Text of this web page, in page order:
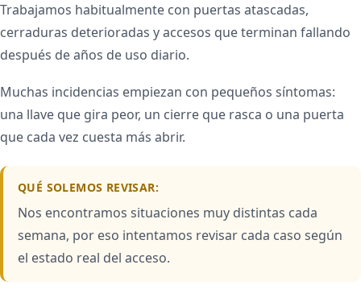
Trabajamos habitualmente con puertas atascadas,
cerraduras deterioradas y accesos que terminan fallando
después de años de uso diario.
Muchas incidencias empiezan con pequeños síntomas:
una llave que gira peor, un cierre que rasca o una puerta
que cada vez cuesta más abrir.
QUÉ SOLEMOS REVISAR:
Nos encontramos situaciones muy distintas cada
semana, por eso intentamos revisar cada caso según
el estado real del acceso.